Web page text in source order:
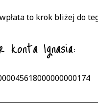
to krok bliżej do
konta Ignasia: